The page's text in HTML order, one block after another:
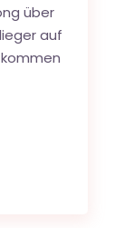
über
auf